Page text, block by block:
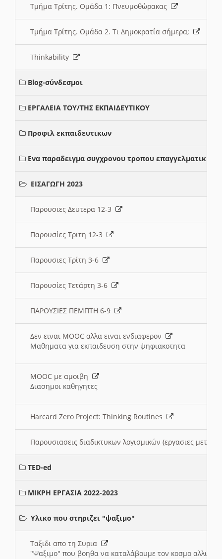
Τμήμα Τρίτης. Ομάδα 1: Πνευμοθώρακας
Τμήμα Τρίτης. Ομάδα 2. Τι Δημοκρατία σήμερα;
Thinkability
Blog-σύνδεσμοι
ΕΡΓΑΛΕΙΑ ΤΟΥ/ΤΗΣ ΕΚΠΑΙΔΕΥΤΙΚΟΥ
Προφιλ εκπαιδευτικων
Ενα παραδειγμα συγχρονου τροπου επαγγελματικης
ΕΙΣΑΓΩΓΗ 2023
Παρουσιες Δευτερα 12-3
Παρουσίες Τριτη 12-3
Παρουσιες Τρίτη 3-6
Παρουσίες Τετάρτη 3-6
ΠΑΡΟΥΣΙΕΣ ΠΕΜΠΤΗ 6-9
Δεν ειναι MOOC αλλα ειναι ενδιαφερον
Μαθηματα για εκπαιδευση στην ψηφιακοτητα
MOOC με αμοιβη
Διασημοι καθηγητες
Harcard Zero Project: Thinking Routines
Παρουσιασεις διαδικτυκων λογισμικών (εργασιες
TED-ed
ΜΙΚΡΗ ΕΡΓΑΣΙΑ 2022-2023
Υλικο που στηριζει "ψαξιμο"
Ταξιδι απο τη Συρια
"Ψαξιμο" που βοηθα να καταλάβουμε τον κοσμο αλλων